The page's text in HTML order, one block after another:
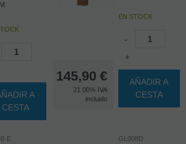
A
CESTA
145,90 €
21.00% IVA
incluido
EN STOCK
-
+
AÑADIR A
CESTA
E GL008D